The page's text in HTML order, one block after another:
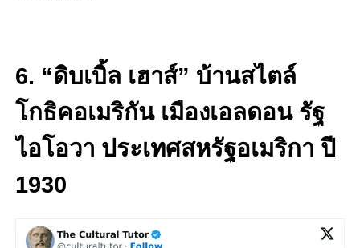
6. “ดิบเบิ้ล เฮาส์” บ้านสไตล์
โกธิคอเมริกัน เมืองเอลดอน รัฐ
ไอโอวา ประเทศสหรัฐอเมริกา ปี
1930